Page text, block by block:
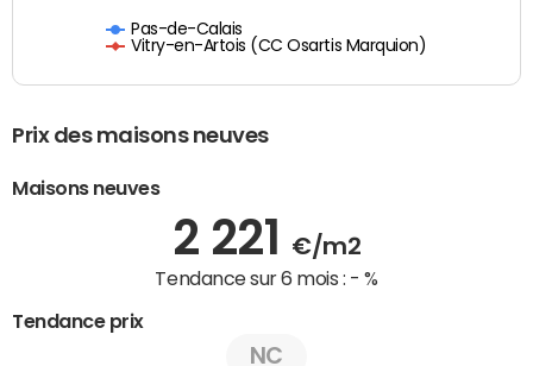
Pas-de-Calais
Vitry-en-Artois (CC Osartis Marquion)
Prix des maisons neuves
Maisons neuves
2 221 €/m2
Tendance sur 6 mois : - %
Tendance prix
NC